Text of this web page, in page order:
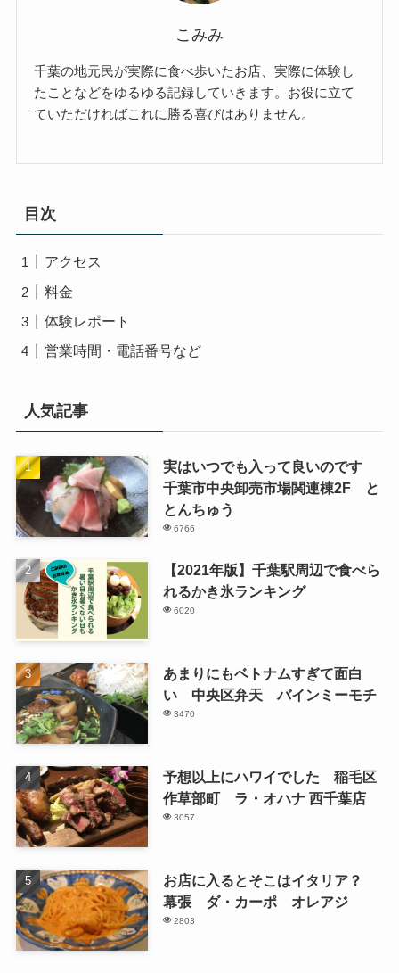
こみみ
千葉の地元民が実際に食べ歩いたお店、実際に体験し
たことなどをゆるゆる記録していきます。お役に立て
ていただければこれに勝る喜びはありません。
目次
アクセス
料金
体験レポート
営業時間・電話番号など
人気記事
実はいつでも入って良いのです
千葉市中央卸売市場関連棟2F と
とんちゅう
6766
【2021年版】千葉駅周辺で食べら
れるかき氷ランキング
6020
あまりにもベトナムすぎて面白
い 中央区弁天 バインミーモチ
3470
予想以上にハワイでした 稲毛区
作草部町 ラ・オハナ 西千葉店
3057
お店に入るとそこはイタリア？
幕張 ダ・カーポ オレアジ
2803